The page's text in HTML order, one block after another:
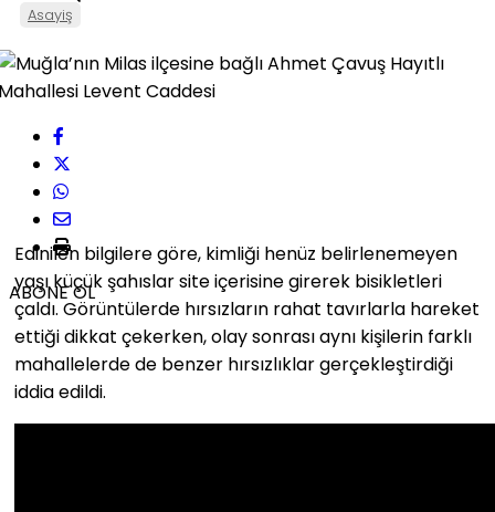
Asayiş
ABONE OL
Edinilen bilgilere göre, kimliği henüz belirlenemeyen
yaşı küçük şahıslar site içerisine girerek bisikletleri
çaldı. Görüntülerde hırsızların rahat tavırlarla hareket
ettiği dikkat çekerken, olay sonrası aynı kişilerin farklı
mahallelerde de benzer hırsızlıklar gerçekleştirdiği
iddia edildi.